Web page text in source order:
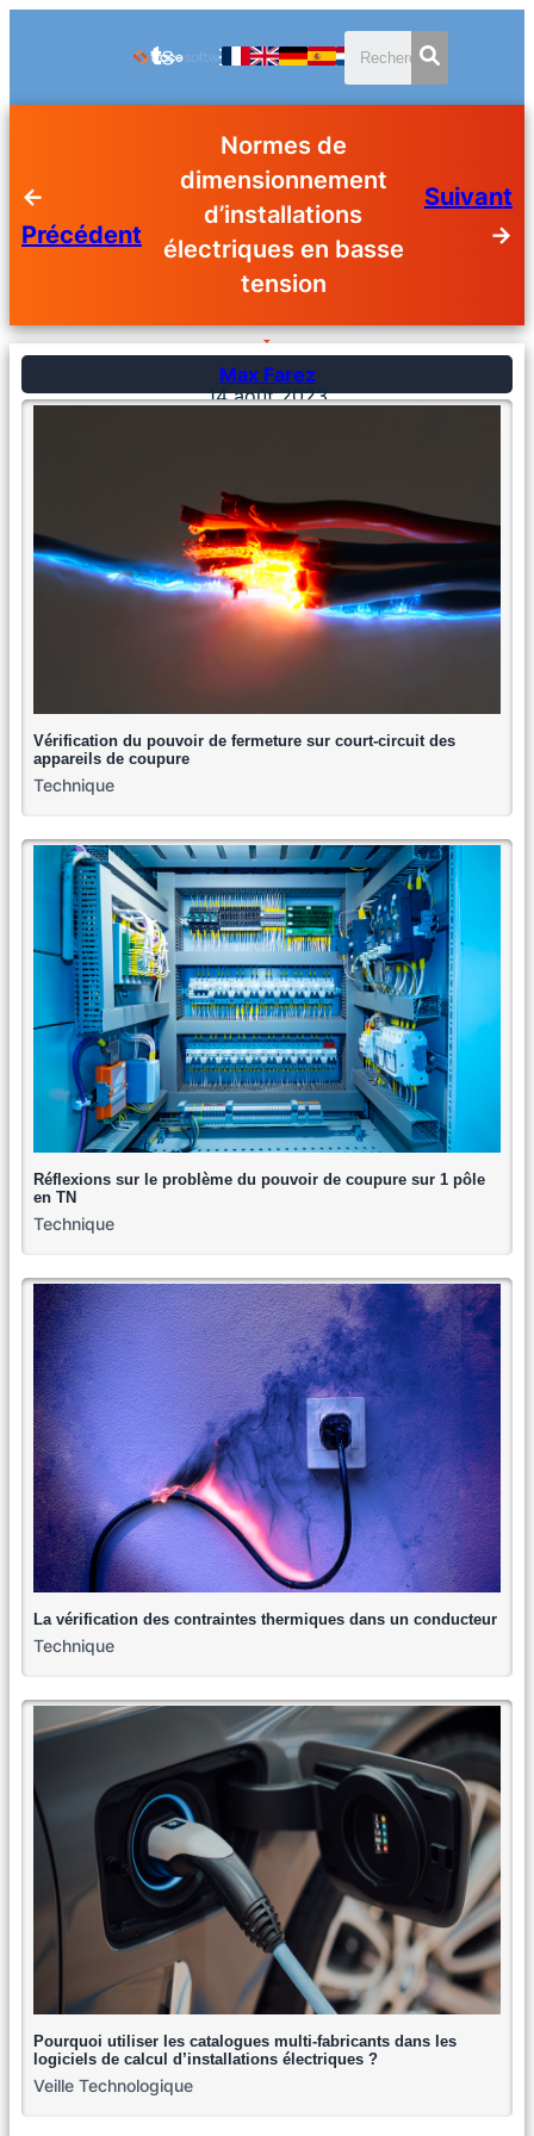
←
Précédent
Normes de
dimensionnement
d’installations
électriques en basse
tension
Suivant
→
Max Farez
14 août 2023
Vérification du pouvoir de fermeture sur court-circuit des
appareils de coupure
Technique
Réflexions sur le problème du pouvoir de coupure sur 1 pôle
en TN
Technique
La vérification des contraintes thermiques dans un conducteur
Technique
Pourquoi utiliser les catalogues multi-fabricants dans les
logiciels de calcul d’installations électriques ?
Veille Technologique